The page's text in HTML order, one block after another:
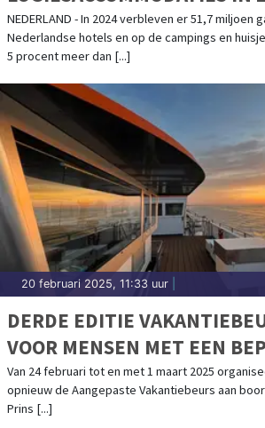
NEDERLAND - In 2024 verbleven er 51,7 miljoen
Nederlandse hotels en op de campings en
5 procent meer dan [...]
20 februari 2025, 11:33 uur
DERDE EDITIE
VOOR MENSEN MET EEN
Van 24 februari tot en met 1 maart 2025
opnieuw de Aangepaste Vakantiebeurs aan
Prins [...]